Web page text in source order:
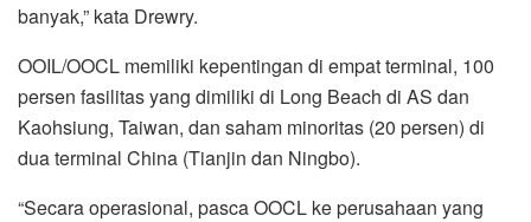
banyak,” kata Drewry.
OOIL/OOCL memiliki kepentingan di empat terminal, 100
persen fasilitas yang dimiliki di Long Beach di AS dan
Kaohsiung, Taiwan, dan saham minoritas (20 persen) di
dua terminal China (Tianjin dan Ningbo).
“Secara operasional, pasca OOCL ke perusahaan yang